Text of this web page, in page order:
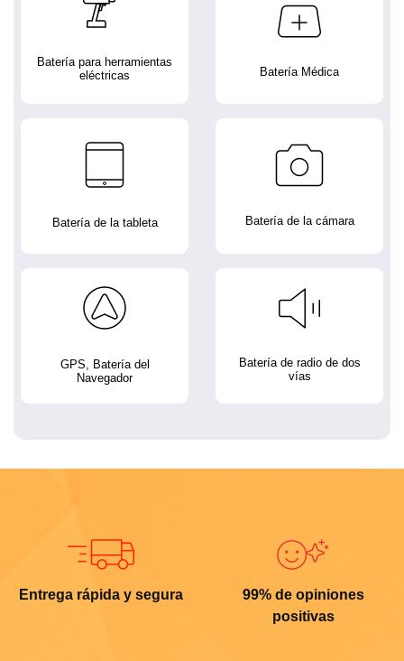
Batería para herramientas
eléctricas
Batería Médica
Batería de la tableta Batería de la cámara
GPS, Batería del
Navegador
Batería de radio de dos
vías
Entrega rápida y segura
99% de opiniones
positivas